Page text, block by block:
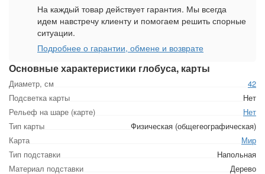
Основные характеристики глобуса, карты
Диаметр, см
42
Подсветка карты
Нет
Рельеф на шаре (карте)
Нет
Тип карты
Физическая (общегеографическая)
Карта
Мир
Тип подставки
Напольная
Материал подставки
Дерево
На каждый товар действует гарантия. Мы всегда
идем навстречу клиенту и помогаем решить спорные
ситуации.
Подробнее о гарантии, обмене и возврате